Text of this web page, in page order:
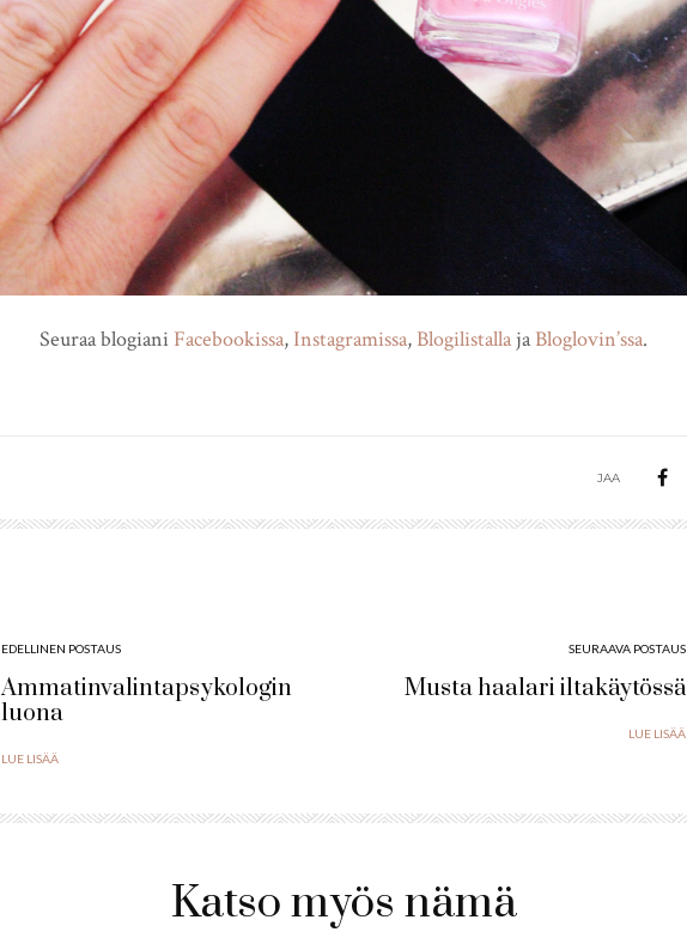
Seuraa blogiani Facebookissa, Instagramissa,Blogilistalla jaBloglovin’ssa.
JAA
EDELLINEN POSTAUS
Ammatinvalintapsykologin
luona
LUE LISÄÄ
SEURAAVA POSTAUS
Musta haalari iltakäytössä
LUE LISÄÄ
Katso myös nämä